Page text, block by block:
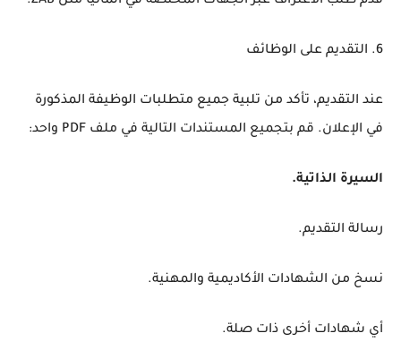
6. التقديم على الوظائف
عند التقديم، تأكد من تلبية جميع متطلبات الوظيفة المذكورة
في الإعلان. قم بتجميع المستندات التالية في ملف PDF واحد:
السيرة الذاتية.
رسالة التقديم.
نسخ من الشهادات الأكاديمية والمهنية.
أي شهادات أخرى ذات صلة.